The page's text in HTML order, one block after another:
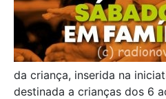
da criança, inserida na
destinada a crianças dos 6